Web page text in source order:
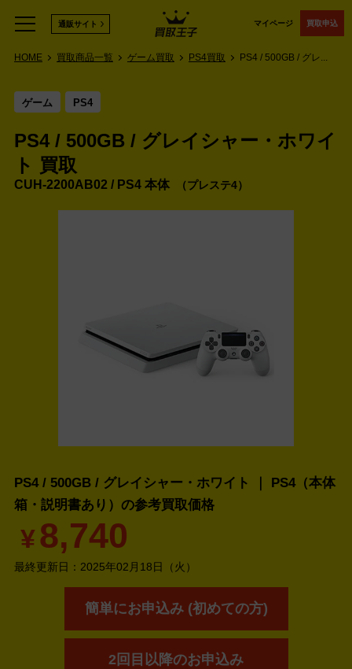
マイページ 買取申込
通販サイト
HOME 買取商品一覧 ゲーム買取 PS4買取 PS4 / 500GB / グレ...
ゲーム PS4
PS4 / 500GB / グレイシャー・ホワイ
ト 買取
CUH-2200AB02 / PS4 本体 プレステ4
PS4 / 500GB / グレイシャー・ホワイト ｜ PS4（本体
箱・説明書あり）の参考買取価格
¥8,740
最終更新日： 2025年02月18日（火）
簡単にお申込み (初めての方)
2回目以降のお申込み